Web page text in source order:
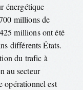
énergétique
millions de
millions ont été
différents États.
du trafic à
au secteur
opérationnel est